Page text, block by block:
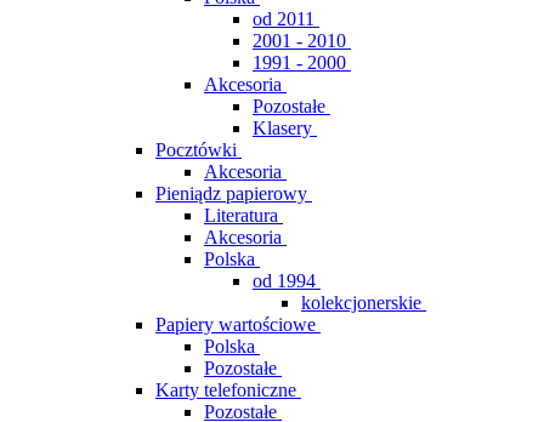
od 2011
2001 - 2010
1991 - 2000
Akcesoria
Pozostałe
Klasery
Pocztówki
Akcesoria
Pieniądz papierowy
Literatura
Akcesoria
Polska
od 1994
kolekcjonerskie
Papiery wartościowe
Polska
Pozostałe
Karty telefoniczne
Pozostałe